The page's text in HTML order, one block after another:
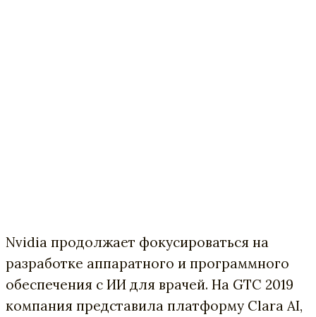
Nvidia продолжает фокусироваться на
разработке аппаратного и программного
обеспечения с ИИ для врачей. На GTC 2019
компания представила платформу Clara AI,